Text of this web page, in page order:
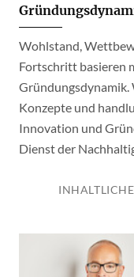
Wohlstand,
Fortschritt basieren
Konzepte und
Innovation und
Dienst der